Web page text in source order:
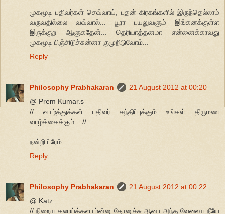
முகமூடி பதிவர்கள் செவ்வாய், புதன் கிரகங்களில் இருந்தெல்லாம்
வருவதில்லை வவ்வால்... பூரா பயலுவளும் இங்கனக்குள்ள
இருக்குற ஆளுகதேன்... தெரியாத்தனமா என்னைக்காவது
முகமூடி பிஞ்சிடுச்சுன்னா குமுறிடுவோம்...
Reply
Philosophy Prabhakaran
21 August 2012 at 00:20
@ Prem Kumar.s
// வாழ்த்துக்கள் பதிவர் சந்திப்புக்கும் உங்கள் திருமண
வாழ்க்கைக்கும் .. //
நன்றி ப்ரேம்...
Reply
Philosophy Prabhakaran
21 August 2012 at 00:22
@ Katz
// நிறைய கலாய்க்களாம்ன்னு தோனுச்சு ஆனா அந்த வேலைய நீயே